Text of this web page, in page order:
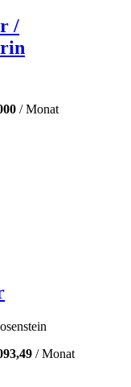
/
/ Monat
/ Monat